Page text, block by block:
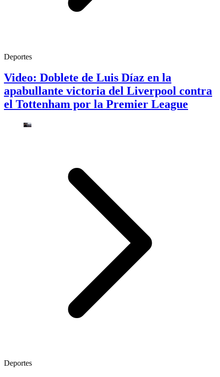
Deportes
Video: Doblete de Luis Díaz en la
apabullante victoria del Liverpool contra
el Tottenham por la Premier League
Deportes